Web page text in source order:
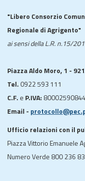
"Libero Consorzio
Regionale di Agrigento"
ai sensi della L.R. n.15/
Piazza Aldo Moro, 1 -
Tel. 0922 593 111
C.F. e P.IVA:
Email -
Ufficio relazioni con il
Piazza Vittorio Emanuele
Numero Verde 800 236